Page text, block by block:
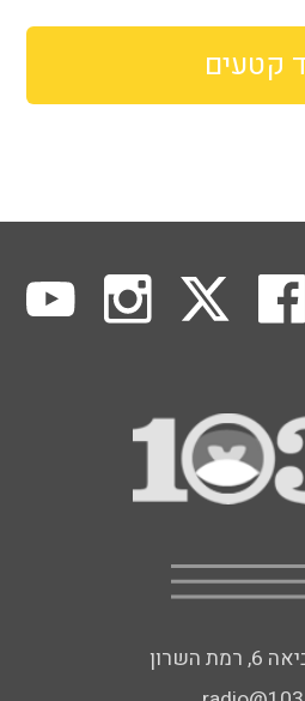
קטעים
השרון